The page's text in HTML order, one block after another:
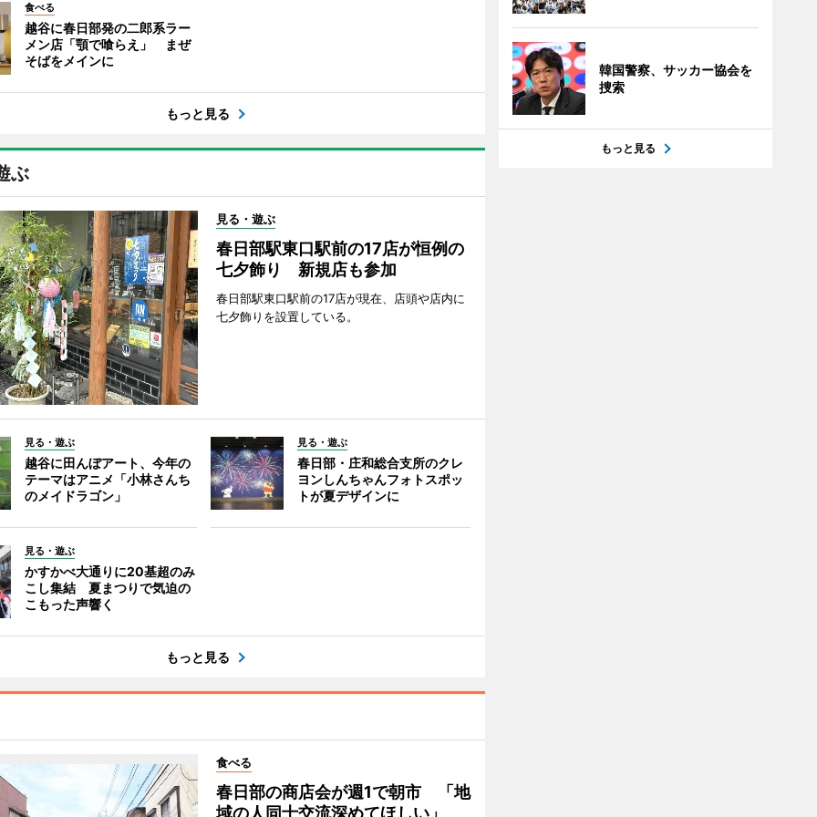
食べる
越谷に春日部発の二郎系ラー
メン店「顎で喰らえ」 まぜ
そばをメインに
もっと見る
ぶ
見る・遊ぶ
春日部駅東口駅前の17店が恒例の
七夕飾り 新規店も参加
春日部駅東口駅前の17店が現在、店頭や店内に
七夕飾りを設置している。
見る・遊ぶ
越谷に田んぼアート、今年の
テーマはアニメ「小林さんち
のメイドラゴン」
見る・遊ぶ
春日部・庄和総合支所のクレ
ヨンしんちゃんフォトスポッ
トが夏デザインに
見る・遊ぶ
かすかべ大通りに20基超のみ
こし集結 夏まつりで気迫の
こもった声響く
もっと見る
食べる
春日部の商店会が週1で朝市 「地
域の人同士交流深めてほしい」
韓国警察、サッカー協会を
捜索
もっと見る